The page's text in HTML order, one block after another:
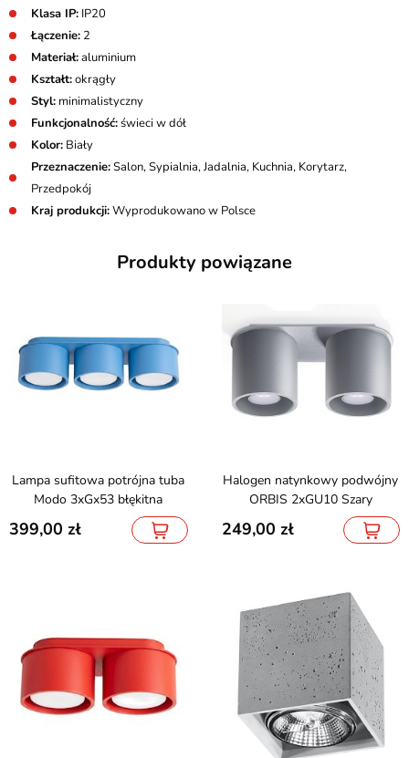
Klasa IP: IP20
Łączenie: 2
Materiał:aluminium
Kształt:okrągły
Styl: minimalistyczny
Funkcjonalność:świeci w dół
Kolor: Biały
Przeznaczenie:Salon, Sypialnia, Jadalnia, Kuchnia, Korytarz,
Przedpokój
Kraj produkcji:Wyprodukowano w Polsce
Produkty powiązane
Lampa sufitowa potrójna tuba
Modo 3xGx53 błękitna
399,00
Halogen natynkowy podwójny
ORBIS 2xGU10 Szary
249,00